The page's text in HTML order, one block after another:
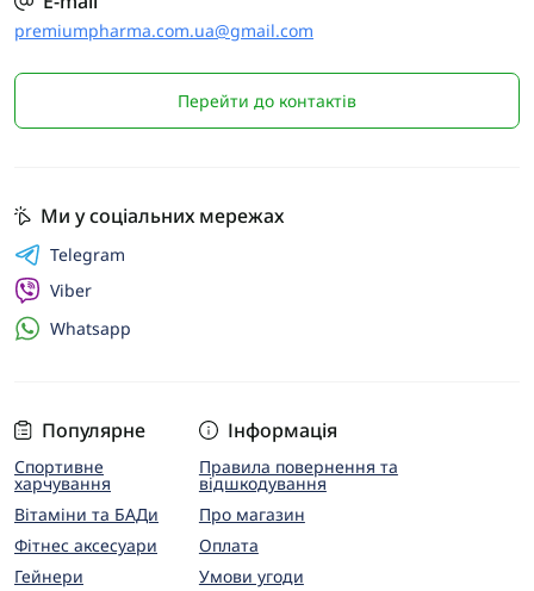
premiumpharma.com.ua@gmail.com
Перейти до контактів
Популярне
Спортивне
харчування
Вітаміни та БАДи
Фітнес аксесуари
Гейнери
Інформація
Правила повернення та
відшкодування
Про магазин
Оплата
Умови угоди
Ми у соціальних мережах
Telegram
Viber
Whatsapp